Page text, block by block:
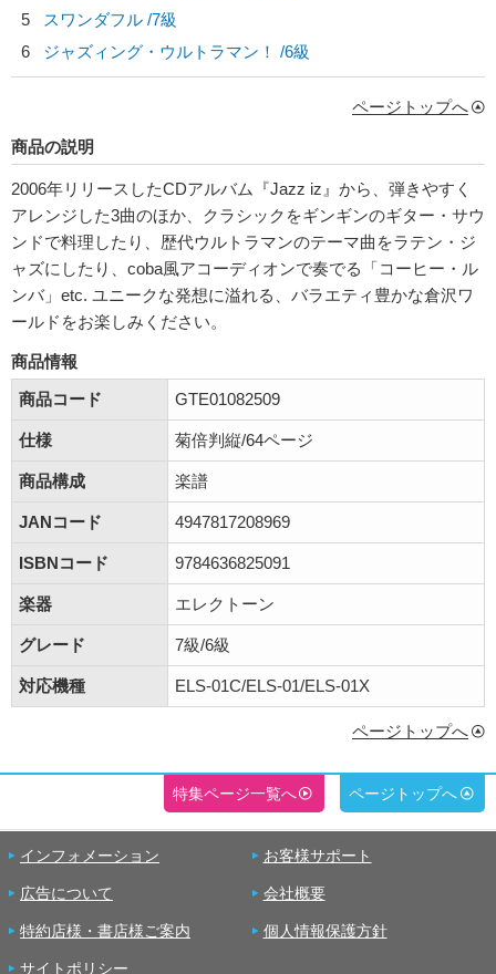
5
スワンダフル /7級
6
ジャズィング・ウルトラマン！ /6級
ページトップへ
商品の説明
2006年リリースしたCDアルバム『Jazz iz』から、弾きやすく
アレンジした3曲のほか、クラシックをギンギンのギター・サウ
ンドで料理したり、歴代ウルトラマンのテーマ曲をラテン・ジ
ャズにしたり、coba風アコーディオンで奏でる「コーヒー・ル
ンバ」etc. ユニークな発想に溢れる、バラエティ豊かな倉沢ワ
ールドをお楽しみください。
商品情報
商品コード
GTE01082509
仕様 菊倍判縦/64ページ
商品構成 楽譜
JANコード 4947817208969
ISBNコード 9784636825091
楽器 エレクトーン
グレード 7級/6級
対応機種 ELS-01C/ELS-01/ELS-01X
ページトップへ
特集ページ一覧へ ページトップへ
インフォメーション お客様サポート
広告について 会社概要
特約店様・書店様ご案内 個人情報保護方針
サイトポリシー